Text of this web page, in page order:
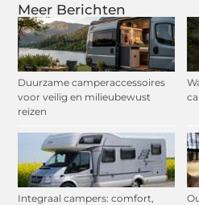
Meer Berichten
Duurzame camperaccessoires
voor veilig en milieubewust
reizen
Integraal campers: comfort,